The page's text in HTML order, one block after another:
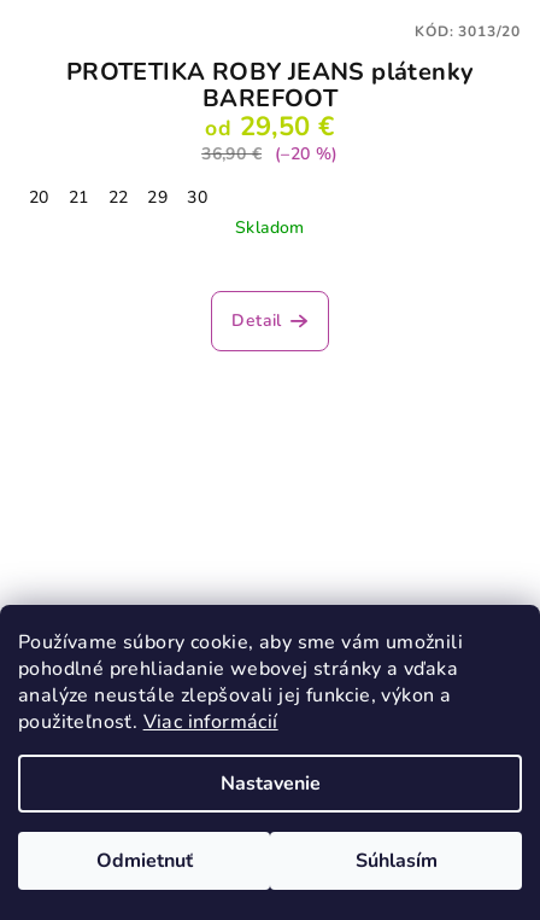
Používame súbory cookie, aby sme vám umožnili
pohodlné prehliadanie webovej stránky a vďaka
analýze neustále zlepšovali jej funkcie, výkon a
použiteľnosť. Viac informácií
Nastavenie
Odmietnuť Súhlasím
PROTETIKA ROBY JEANS plátenky
BAREFOOT
od 29,50 €
36,90 €
(–20 %)
20
21 22 29
30
Skladom
Detail
KÓD:3013/20
RAK celoročné topánky MISKA
51,90 €